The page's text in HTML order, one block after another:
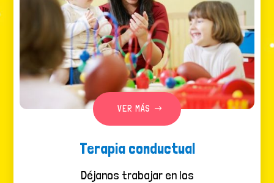
VER MÁS
Terapia conductual
Déjanos trabajar en los